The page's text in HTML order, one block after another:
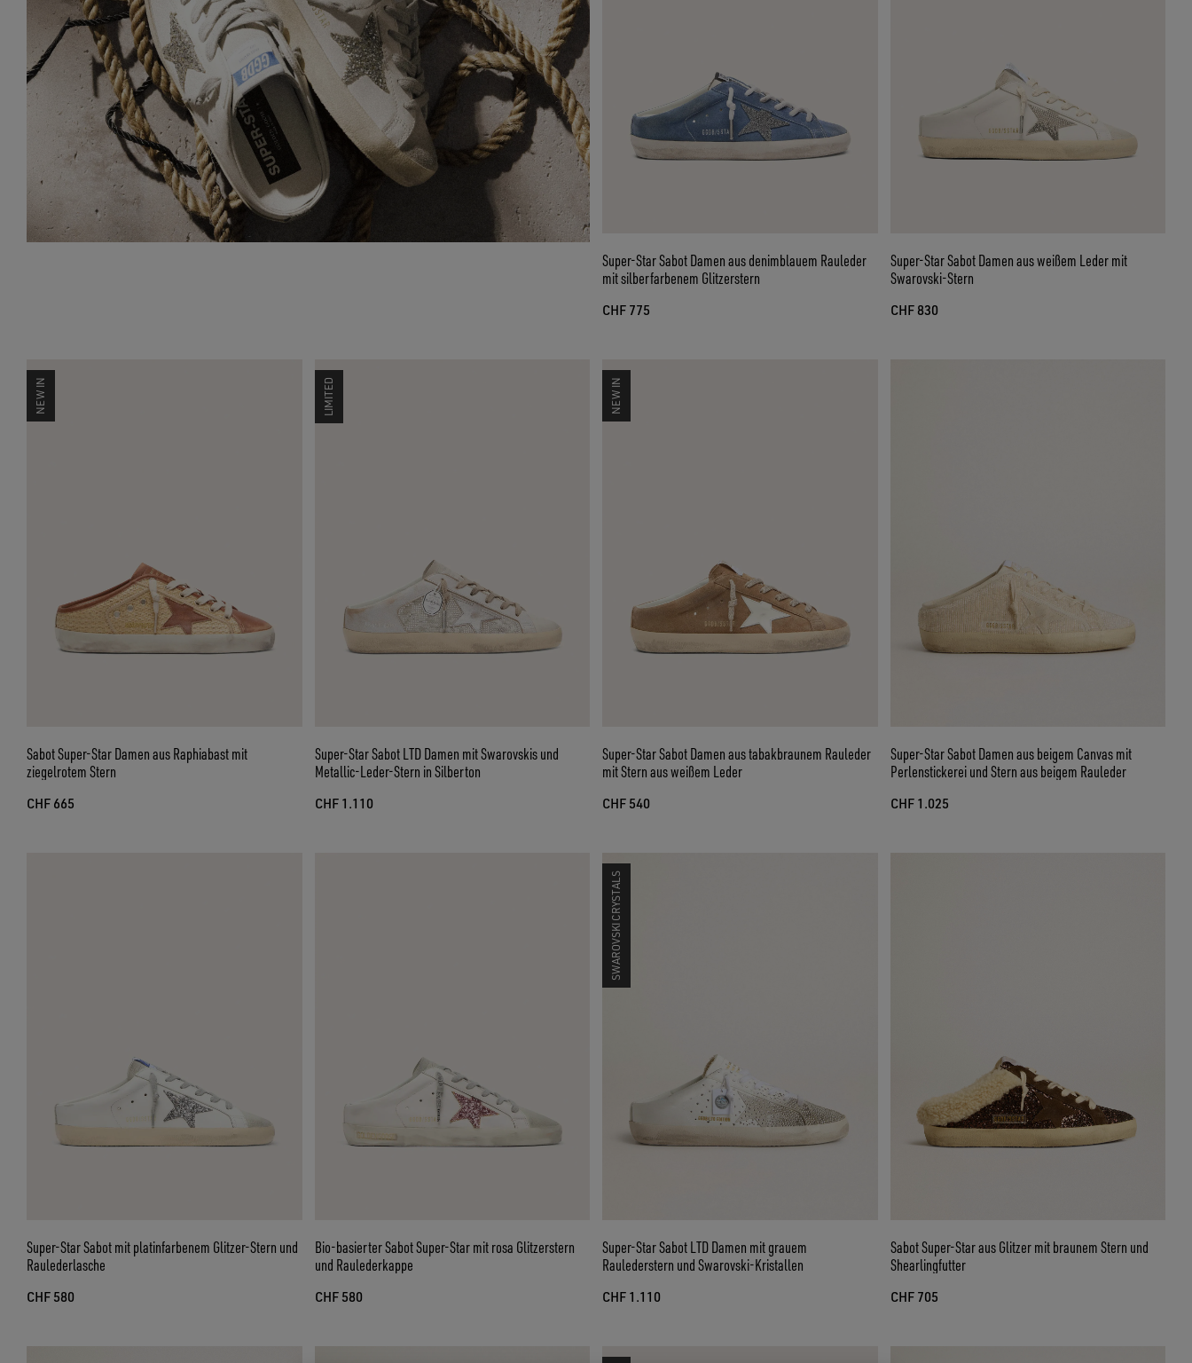
Super-Star Sabot Damen aus denimblauem Rauleder
mit silberfarbenem Glitzerstern
CHF 775
Super-Star Sabot Damen aus weißem Leder mit
Swarovski-Stern
CHF 830
NEW IN
Sabot Super-Star Damen aus Raphiabast mit
ziegelrotem Stern
CHF 665
LIMITED
Super-Star Sabot LTD Damen mit Swarovskis und
Metallic-Leder-Stern in Silberton
CHF 1.110
NEW IN
Super-Star Sabot Damen aus tabakbraunem Rauleder
mit Stern aus weißem Leder
CHF 540
Super-Star Sabot Damen aus beigem Canvas mit
Perlenstickerei und Stern aus beigem Rauleder
CHF 1.025
Super-Star Sabot mit platinfarbenem Glitzer-Stern und
Raulederlasche
CHF 580
Bio-basierter Sabot Super-Star mit rosa Glitzerstern
und Raulederkappe
CHF 580
SWAROVSKI CRYSTALS
Super-Star Sabot LTD Damen mit grauem
Raulederstern und Swarovski-Kristallen
CHF 1.110
Sabot Super-Star aus Glitzer mit braunem Stern und
Shearlingfutter
CHF 705